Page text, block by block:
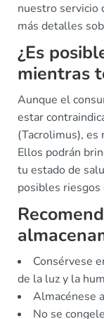
nuestro servicio
más detalles
¿Es
mientras
Aunque el
estar
(Tacrolimus), es
Ellos podrán
tu estado de
posibles riesgos
Consérvese
de la luz y la
Almacénese
No se